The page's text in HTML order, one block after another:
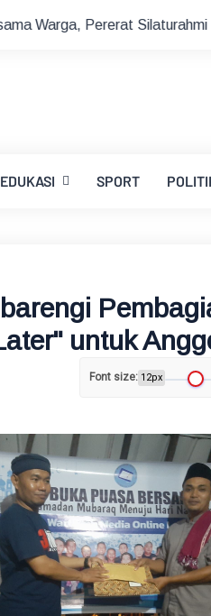
Silaturahmi dan Jaga
EDUKASI SPORT
untuk
Font size: 12px